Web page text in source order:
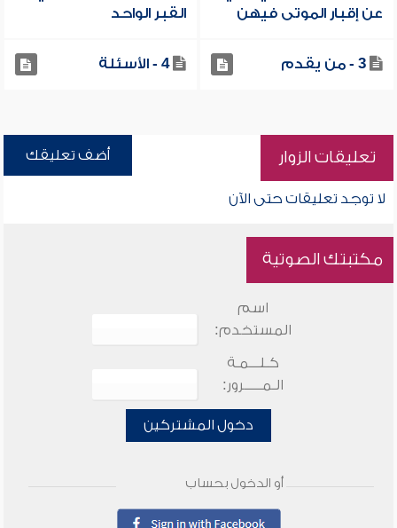
عن إقبار الموتى فيهن
القبر الواحد
3 - من يقدم 4 - الأسئلة
تعليقات الزوار أضف تعليقك
لا توجد تعليقات حتى الآن
مكتبتك الصوتية
اسم
المستخدم:
كـلـــمـة
الـمـــــرور:
دخول المشتركين
أو الدخول بحساب